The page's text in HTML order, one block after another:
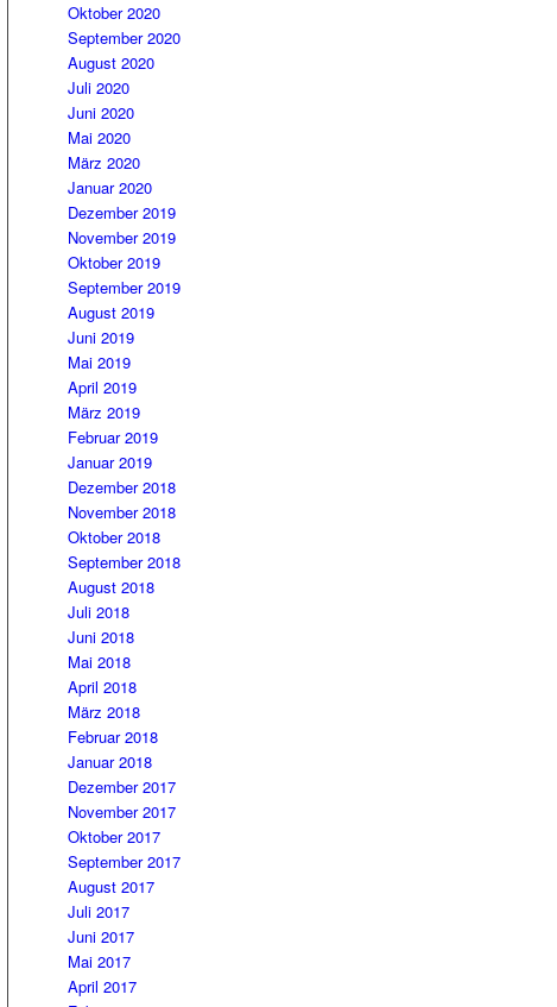
Oktober 2020
September 2020
August 2020
Juli 2020
Juni 2020
Mai 2020
März 2020
Januar 2020
Dezember 2019
November 2019
Oktober 2019
September 2019
August 2019
Juni 2019
Mai 2019
April 2019
März 2019
Februar 2019
Januar 2019
Dezember 2018
November 2018
Oktober 2018
September 2018
August 2018
Juli 2018
Juni 2018
Mai 2018
April 2018
März 2018
Februar 2018
Januar 2018
Dezember 2017
November 2017
Oktober 2017
September 2017
August 2017
Juli 2017
Juni 2017
Mai 2017
April 2017